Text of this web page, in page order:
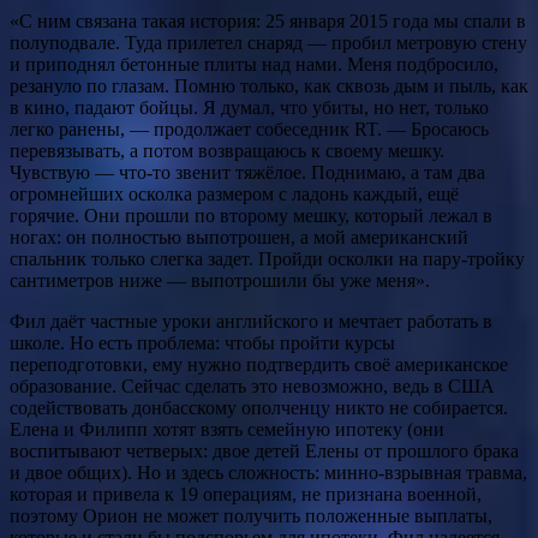
«С ним связана такая история: 25 января 2015 года мы спали в
полуподвале. Туда прилетел снаряд — пробил метровую стену
и приподнял бетонные плиты над нами. Меня подбросило,
резануло по глазам. Помню только, как сквозь дым и пыль, как
в кино, падают бойцы. Я думал, что убиты, но нет, только
легко ранены, — продолжает собеседник RT. — Бросаюсь
перевязывать, а потом возвращаюсь к своему мешку.
Чувствую — что-то звенит тяжёлoe. Поднимаю, а там два
огромнейших осколка размером с ладонь каждый, ещё
горячие. Они прошли по второму мешку, который лежал в
ногах: он полностью выпотрошен, а мой американский
спальник только слегка задет. Пройди осколки на пару-тройку
сантиметров ниже — выпотрошили бы уже меня».
Фил даёт частные уроки английского и мечтает работать в
школе. Но есть проблема: чтобы пройти курсы
переподготовки, ему нужно подтвердить своё американское
образование. Сейчас сделать это невозможно, ведь в США
содействовать донбасскому ополченцу никто не собирается.
Елена и Филипп хотят взять семейную ипотеку (они
воспитывают четверых: двое детей Елены от прошлого брака
и двое общих). Но и здесь сложность: минно-взрывная травма,
которая и привела к 19 операциям, не признана военной,
поэтому Орион не может получить положенные выплаты,